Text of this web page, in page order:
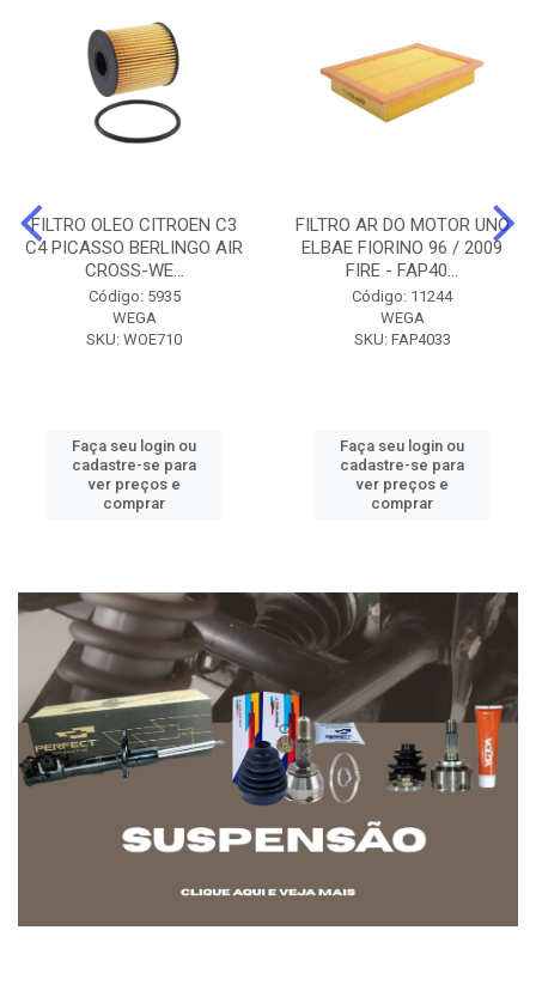
FILTRO OLEO CITROEN C3
C4 PICASSO BERLINGO AIR
CROSS-WE...
Código: 5935
WEGA
SKU: WOE710
Faça seu login ou
cadastre-se para
ver preços e
comprar
FILTRO AR DO MOTOR UNO
ELBAE FIORINO 96 / 2009
FIRE - FAP40...
Código: 11244
WEGA
SKU: FAP4033
Faça seu login ou
cadastre-se para
ver preços e
comprar